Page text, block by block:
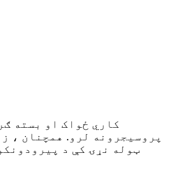
پروسیجرونه لرو. همچنان ،
ټوله نړۍ کې د